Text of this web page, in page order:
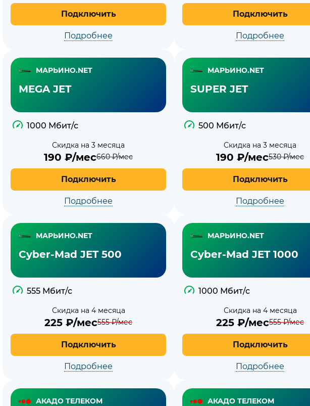
Подключить
Подробнее
Подключить
Подробнее
МАРЬИНО.NET
MEGA JET
1000 Мбит/с
Скидка на 3 месяца
190 ₽/мес660₽/мес
Подключить
Подробнее
МАРЬИНО.NET
SUPER JET
500 Мбит/с
Скидка на 3 месяца
190 ₽/мес530₽/мес
Подключить
Подробнее
МАРЬИНО.NET
Cyber-Mad JET 500
555 Мбит/с
Скидка на 4 месяца
225 ₽/мес555₽/мес
Подключить
Подробнее
МАРЬИНО.NET
Cyber-Mad JET 1000
1000 Мбит/с
Скидка на 4 месяца
225 ₽/мес555₽/мес
Подключить
Подробнее
АКАДО ТЕЛЕКОМ АКАДО ТЕЛЕКОМ